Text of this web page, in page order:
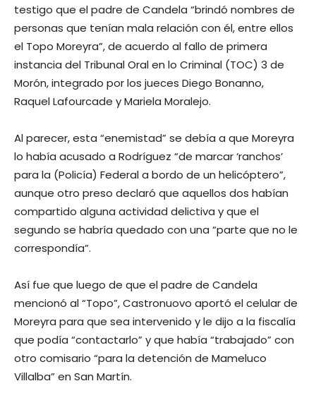
testigo que el padre de Candela “brindó nombres de
personas que tenían mala relación con él, entre ellos
el Topo Moreyra”, de acuerdo al fallo de primera
instancia del Tribunal Oral en lo Criminal (TOC) 3 de
Morón, integrado por los jueces Diego Bonanno,
Raquel Lafourcade y Mariela Moralejo.
Al parecer, esta “enemistad” se debía a que Moreyra
lo había acusado a Rodríguez “de marcar ‘ranchos’
para la (Policía) Federal a bordo de un helicóptero”,
aunque otro preso declaró que aquellos dos habían
compartido alguna actividad delictiva y que el
segundo se habría quedado con una “parte que no le
correspondía”.
Así fue que luego de que el padre de Candela
mencionó al “Topo”, Castronuovo aportó el celular de
Moreyra para que sea intervenido y le dijo a la fiscalía
que podía “contactarlo” y que había “trabajado” con
otro comisario “para la detención de Mameluco
Villalba” en San Martín.